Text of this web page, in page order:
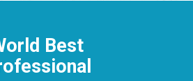
Best